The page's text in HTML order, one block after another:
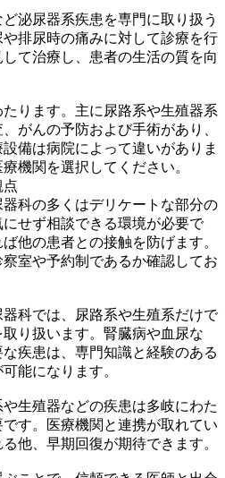
泌尿器系疾患を専門に取り扱う
排尿時の痛みに対して診療を行
て治療し、患者の生活の質を向
ります。主に尿路系や生殖器系
がんの予防および手術があり、
備は病院によって違いがありま
機関を選択してください。
点
科の多くはデリケートな部分の
せず相談できる環境が必要で
他の患者との接触を防げます。
室や予約制であるか確認してお
科では、尿路系や生殖系だけで
り扱います。腎臓病や血尿な
疾患は、専門知識と経験のある
能になります。
生殖器などの疾患は多岐にわた
す。医療機関と連携が取れてい
他、早期回復が期待できます。